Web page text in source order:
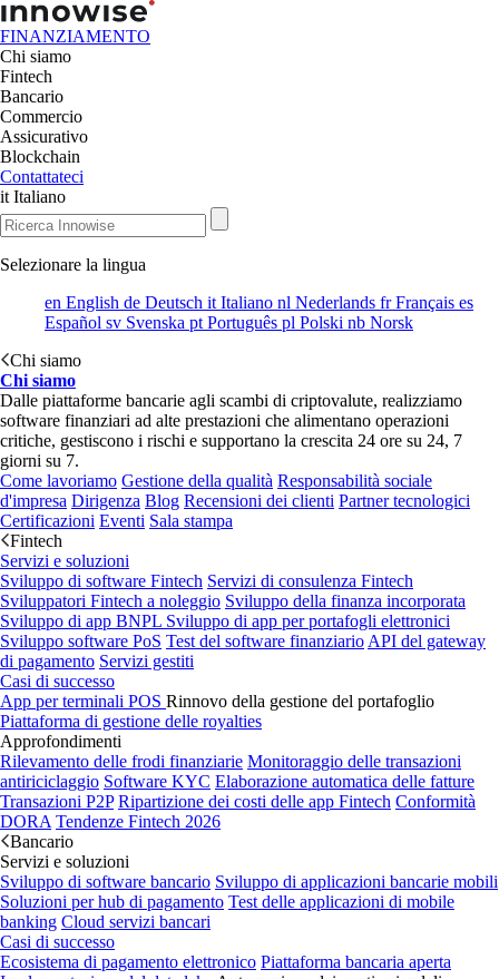
FINANZIAMENTO
Chi siamo
Fintech
Bancario
Commercio
Assicurativo
Blockchain
Contattateci
it Italiano
Selezionare la lingua
en English de Deutsch it Italiano nl Nederlands frFrançais es
Español sv Svenska pt Português pl Polski nb Norsk
Chi siamo
Chi siamo
Dalle piattaforme bancarie agli scambi di criptovalute, realizziamo
software finanziari ad alte prestazioni che alimentano operazioni
critiche, gestiscono i rischi e supportano la crescita 24 ore su 24, 7
giorni su 7.
Come lavoriamo Gestione della qualità Responsabilità sociale
d'impresa Dirigenza Blog Recensioni dei clienti Partner tecnologici
Certificazioni Eventi Sala stampa
Fintech
Servizi e soluzioni
Sviluppo di software Fintech Servizi di consulenza Fintech
Sviluppatori Fintech a noleggio Sviluppo della finanza incorporata
Sviluppo di app BNPL Sviluppo di app per portafogli elettronici
Sviluppo software PoS Test del software finanziario API del gateway
di pagamento Servizi gestiti
Casi di successo
App per terminali POS Rinnovo della gestione del portafoglio
Piattaforma di gestione delle royalties
Approfondimenti
Rilevamento delle frodi finanziarie Monitoraggio delle transazioni
antiriciclaggio Software KYC Elaborazione automatica delle fatture
Transazioni P2P Ripartizione dei costi delle app Fintech Conformità
DORA Tendenze Fintech 2026
Bancario
Servizi e soluzioni
Sviluppo di software bancario Sviluppo di applicazioni bancarie mobili
Soluzioni per hub di pagamento Test delle applicazioni di mobile
banking Cloud servizi bancari
Casi di successo
Ecosistema di pagamento elettronico Piattaforma bancaria aperta